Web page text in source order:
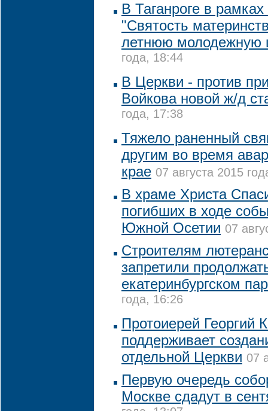
В Таганроге в
"Святость
летнюю молодежную
года, 18:44
В Церкви - против
Войкова новой ж/д
года, 17:38
Тяжело раненный
другим во время
крае 07 августа 2015
В храме Христа
погибших в ходе
Южной Осетии 07
Строителям
запретили
екатеринбургском
года, 16:26
Протоиерей Георгий
поддерживает
отдельной Церкви 07
Первую очередь
Москве сдадут в